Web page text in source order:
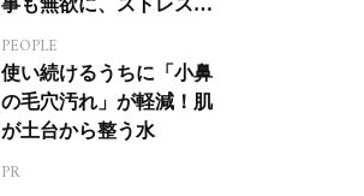
事も無欲に、ストレスを
PEOPLE
使い続けるうちに「小鼻
の毛穴汚れ」が軽減！肌
が土台から整う水
PR